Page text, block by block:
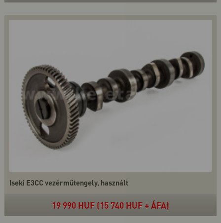
Iseki E3CC vezérműtengely, használt
19 990 HUF (15 740 HUF + ÁFA)